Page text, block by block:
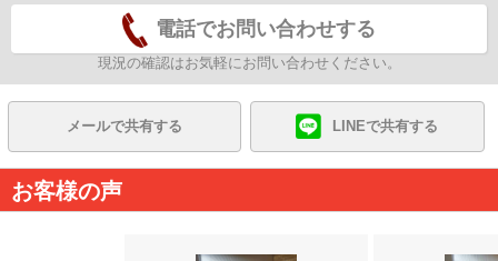
電話でお問い合わせする
現況の確認はお気軽にお問い合わせください。
メールで共有する LINEで共有する
お客様の声